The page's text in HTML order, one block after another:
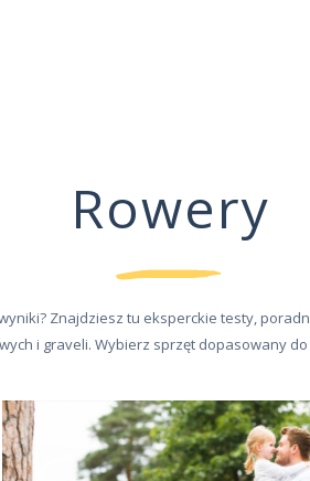
Rowery
Znajdziesz tu eksperckie testy,
i graveli. Wybierz sprzęt dopasowany